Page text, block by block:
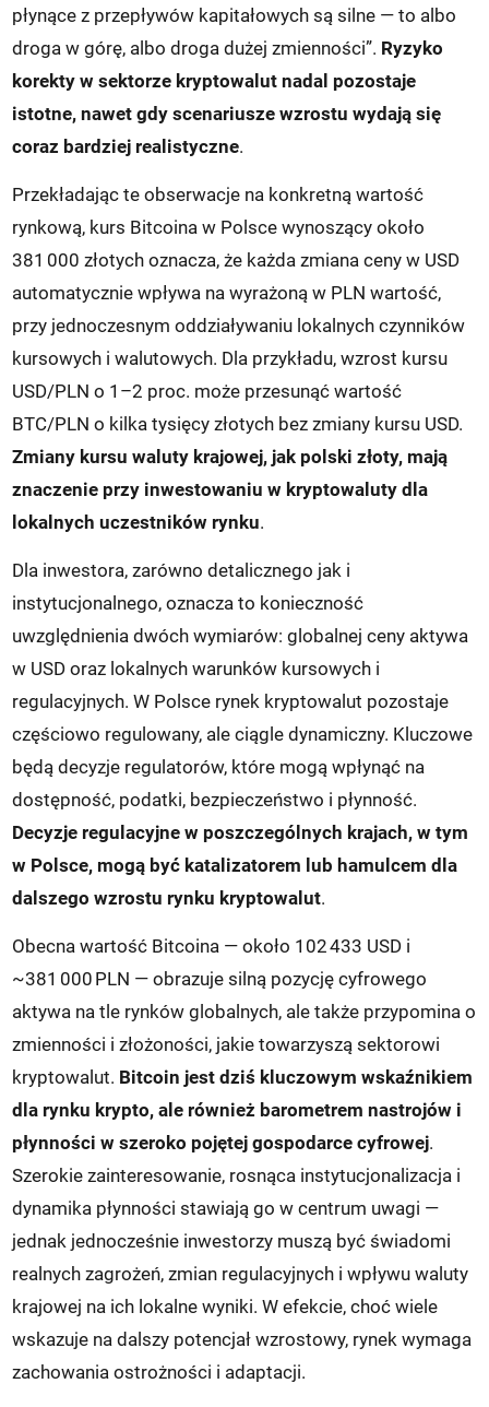
płynące z przepływów kapitałowych są silne — to albo
droga w górę, albo droga dużej zmienności”. Ryzyko
korekty w sektorze kryptowalut nadal pozostaje
istotne, nawet gdy scenariusze wzrostu wydają się
coraz bardziej realistyczne.
Przekładając te obserwacje na konkretną wartość
rynkową, kurs Bitcoina w Polsce wynoszący około
381 000 złotych oznacza, że każda zmiana ceny w USD
automatycznie wpływa na wyrażoną w PLN wartość,
przy jednoczesnym oddziaływaniu lokalnych czynników
kursowych i walutowych. Dla przykładu, wzrost kursu
USD/PLN o 1–2 proc. może przesunąć wartość
BTC/PLN o kilka tysięcy złotych bez zmiany kursu USD.
Zmiany kursu waluty krajowej, jak polski złoty, mają
znaczenie przy inwestowaniu w kryptowaluty dla
lokalnych uczestników rynku.
Dla inwestora, zarówno detalicznego jak i
instytucjonalnego, oznacza to konieczność
uwzględnienia dwóch wymiarów: globalnej ceny aktywa
w USD oraz lokalnych warunków kursowych i
regulacyjnych. W Polsce rynek kryptowalut pozostaje
częściowo regulowany, ale ciągle dynamiczny. Kluczowe
będą decyzje regulatorów, które mogą wpłynąć na
dostępność, podatki, bezpieczeństwo i płynność.
Decyzje regulacyjne w poszczególnych krajach, w tym
w Polsce, mogą być katalizatorem lub hamulcem dla
dalszego wzrostu rynku kryptowalut.
Obecna wartość Bitcoina — około 102 433 USD i
~381 000 PLN — obrazuje silną pozycję cyfrowego
aktywa na tle rynków globalnych, ale także przypomina o
zmienności i złożoności, jakie towarzyszą sektorowi
kryptowalut. Bitcoin jest dziś kluczowym wskaźnikiem
dla rynku krypto, ale również barometrem nastrojów i
płynności w szeroko pojętej gospodarce cyfrowej.
Szerokie zainteresowanie, rosnąca instytucjonalizacja i
dynamika płynności stawiają go w centrum uwagi —
jednak jednocześnie inwestorzy muszą być świadomi
realnych zagrożeń, zmian regulacyjnych i wpływu waluty
krajowej na ich lokalne wyniki. W efekcie, choć wiele
wskazuje na dalszy potencjał wzrostowy, rynek wymaga
zachowania ostrożności i adaptacji.